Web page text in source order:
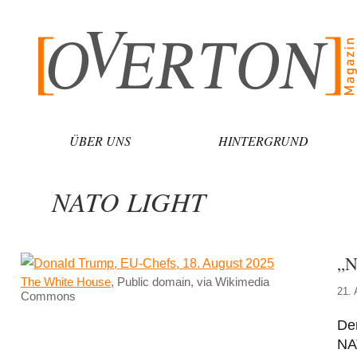
ÜBER UNS HINTERGRUND
NATO LIGHT
The White House, Public domain, via Wikimedia
Commons
21.